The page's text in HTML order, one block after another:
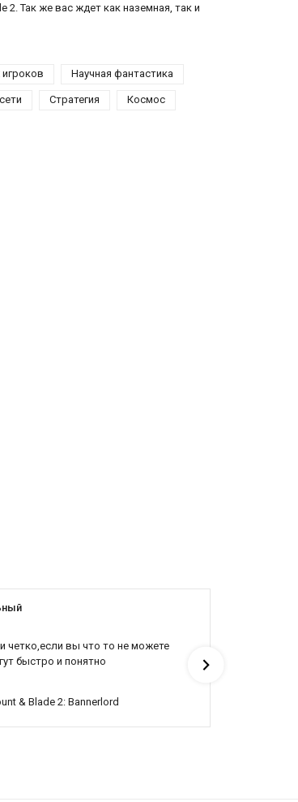
2. Так же вас ждет как наземная, так и
Научная фантастика
Стратегия Космос
четко,если вы что то не можете
быстро и понятно
& Blade 2: Bannerlord